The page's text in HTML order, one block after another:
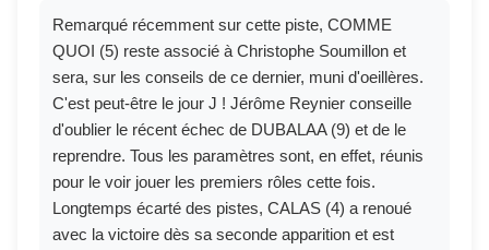
Remarqué récemment sur cette piste, COMME
QUOI (5) reste associé à Christophe Soumillon et
sera, sur les conseils de ce dernier, muni d'oeillères.
C'est peut-être le jour J ! Jérôme Reynier conseille
d'oublier le récent échec de DUBALAA (9) et de le
reprendre. Tous les paramètres sont, en effet, réunis
pour le voir jouer les premiers rôles cette fois.
Longtemps écarté des pistes, CALAS (4) a renoué
avec la victoire dès sa seconde apparition et est